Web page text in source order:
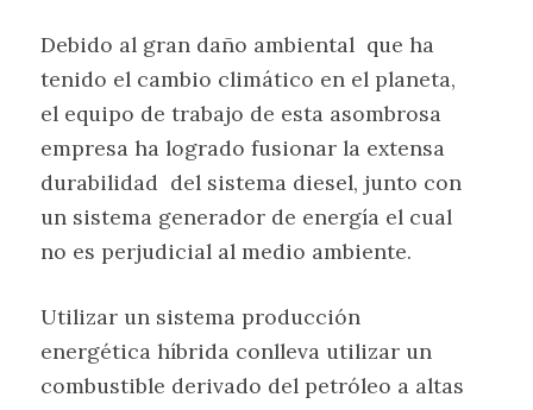
Debido al gran daño ambiental que ha
tenido el cambio climático en el planeta,
el equipo de trabajo de esta asombrosa
empresa ha logrado fusionar la extensa
durabilidad del sistema diesel, junto con
un sistema generador de energía el cual
no es perjudicial al medio ambiente.
Utilizar un sistema producción
energética híbrida conlleva utilizar un
combustible derivado del petróleo a altas